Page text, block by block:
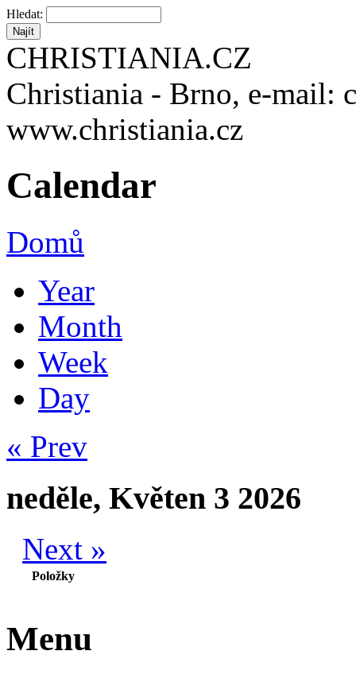
Hledat:
CHRISTIANIA.CZ
Christiania - Brno, e-mail:
www.christiania.cz
Calendar
Domů
Year
Month
Week
Day
« Prev
neděle, Květen 3 2026
Next »
Položky
Menu